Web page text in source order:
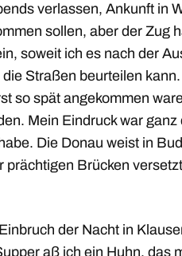
verlassen, Ankunft in
sollen, aber der Zug
soweit ich es nach der
Straßen beurteilen
so spät angekommen
Mein Eindruck war ganz
Die Donau weist in
Brücken
der Nacht in
aß ich ein Huhn, das